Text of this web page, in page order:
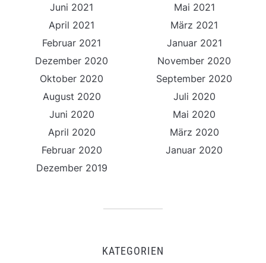
Juni 2021
Mai 2021
April 2021
März 2021
Februar 2021
Januar 2021
Dezember 2020
November 2020
Oktober 2020
September 2020
August 2020
Juli 2020
Juni 2020
Mai 2020
April 2020
März 2020
Februar 2020
Januar 2020
Dezember 2019
KATEGORIEN